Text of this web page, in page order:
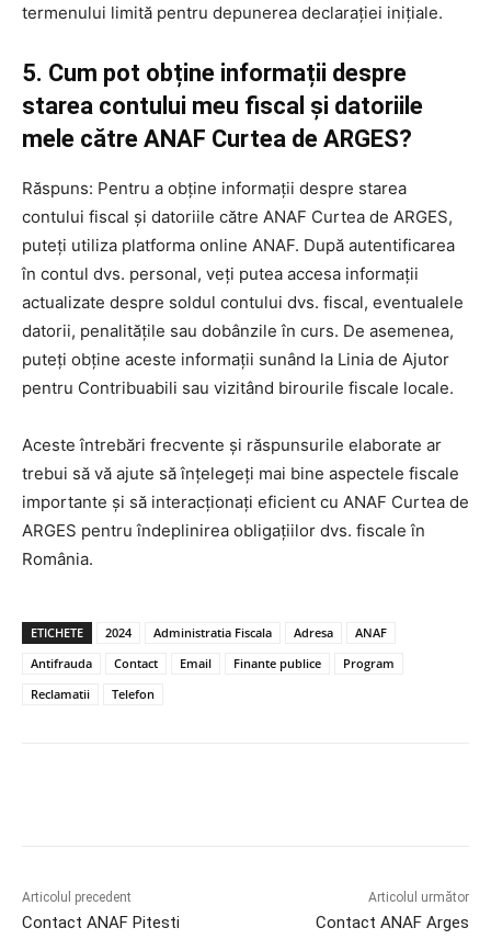
termenului limită pentru depunerea declarației inițiale.
5. Cum pot obține informații despre
starea contului meu fiscal și datoriile
mele către ANAF Curtea de ARGES?
Răspuns: Pentru a obține informații despre starea
contului fiscal și datoriile către ANAF Curtea de ARGES,
puteți utiliza platforma online ANAF. După autentificarea
în contul dvs. personal, veți putea accesa informații
actualizate despre soldul contului dvs. fiscal, eventualele
datorii, penalitățile sau dobânzile în curs. De asemenea,
puteți obține aceste informații sunând la Linia de Ajutor
pentru Contribuabili sau vizitând birourile fiscale locale.
Aceste întrebări frecvente și răspunsurile elaborate ar
trebui să vă ajute să înțelegeți mai bine aspectele fiscale
importante și să interacționați eficient cu ANAF Curtea de
ARGES pentru îndeplinirea obligațiilor dvs. fiscale în
România.
ETICHETE 2024 Administratia Fiscala Adresa
ANAF
Antifrauda
Contact Email Finante publice
Program
Reclamatii
Telefon
Articolul precedent
Contact ANAF Pitesti
Articolul următor
Contact ANAF Arges